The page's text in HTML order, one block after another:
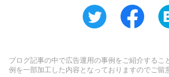
ブログ記事の中で広告運用の事例をご紹介するこ
例を一部加工した内容となっておりますのでご留